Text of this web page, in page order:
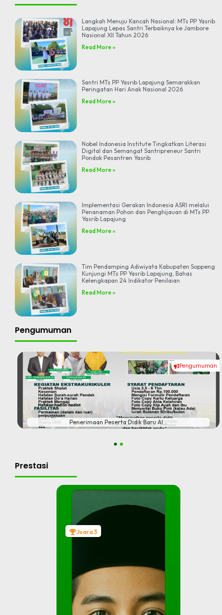
Langkah Menuju Kancah Nasional: MTs PP Yasrib
Lapajung Lepas Santri Terbaiknya ke Jambore
Nasional XII Tahun 2026
Read More »
Santri MTs PP Yasrib Lapajung Semarakkan
Peringatan Hari Anak Nasional 2026
Read More »
Nobel Indonesia Institute Tingkatkan Literasi
Digital dan Semangat Santripreneur Santri
Pondok Pesantren Yasrib
Read More »
Implementasi Gerakan Indonesia ASRI melalui
Penanaman Pohon dan Penghijauan di MTs PP
Yasrib Lapajung
Read More »
Tim Pendamping Adiwiyata Kabupaten Soppeng
Kunjungi MTs PP Yasrib Lapajung, Bahas
Kelengkapan 24 Indikator Penilaian
Read More »
Pengumuman
Pengumuman
Penerimaan Peserta Didik Baru Al...
Prestasi
Juara 3